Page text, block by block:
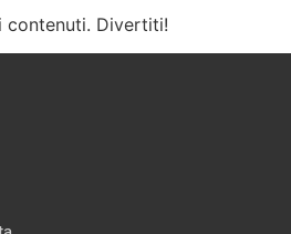
contenuti. Divertiti!